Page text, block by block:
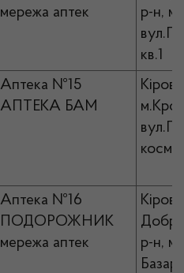
мережа аптек
р-н,
кв.1
Аптека №15
АПТЕКА БАМ
Аптека №16
ПОДОРОЖНИК
мережа аптек
р-н,